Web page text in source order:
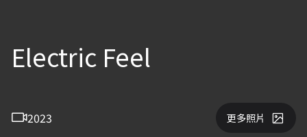
Electric Feel
2023 更多照片